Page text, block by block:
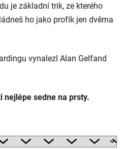
je základní trik, ze kterého
ho jako profík jen dvěma
vynalezl Alan Gelfand
nejlépe sedne na prsty.